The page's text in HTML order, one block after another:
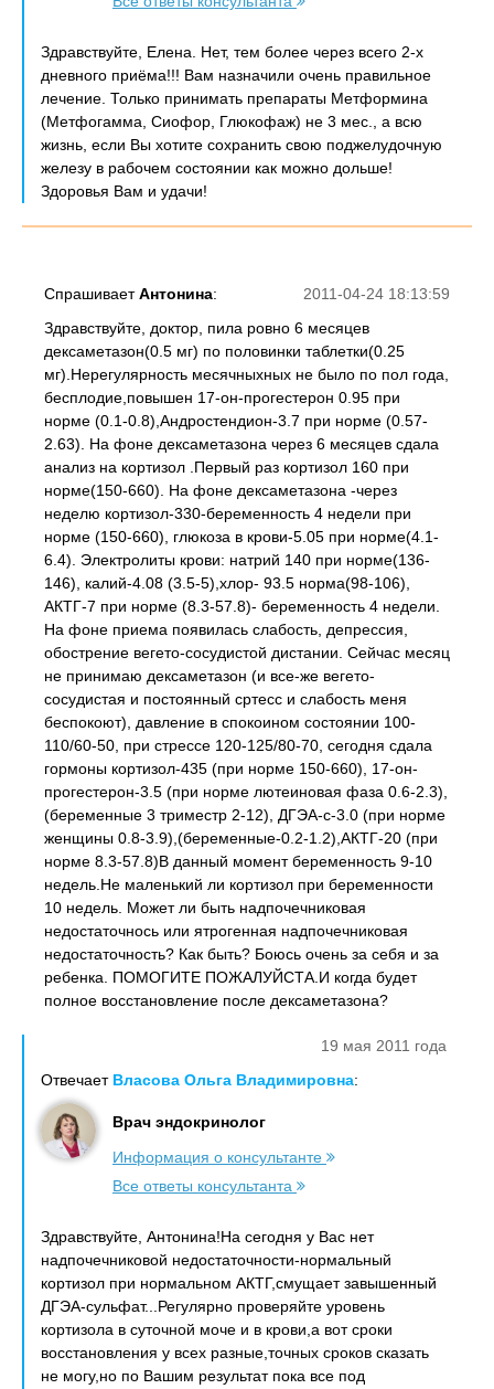
Здравствуйте, Елена. Нет, тем более через всего 2-х
дневного приёма!!! Вам назначили очень правильное
лечение. Только принимать препараты Метформина
(Метфогамма, Сиофор, Глюкофаж) не 3 мес., а всю
жизнь, если Вы хотите сохранить свою поджелудочную
железу в рабочем состоянии как можно дольше!
Здоровья Вам и удачи!
2011-04-24 18:13:59
СпрашиваетАнтонина:
Здравствуйте, доктор, пила ровно 6 месяцев
дексаметазон(0.5 мг) по половинки таблетки(0.25
мг).Нерегулярность месячныхных не было по пол года,
бесплодие,повышен 17-он-прогестерон 0.95 при
норме (0.1-0.8),Андростендион-3.7 при норме (0.57-
2.63). На фоне дексаметазона через 6 месяцев сдала
анализ на кортизол .Первый раз кортизол 160 при
норме(150-660). На фоне дексаметазона -через
неделю кортизол-330-беременность 4 недели при
норме (150-660), глюкоза в крови-5.05 при норме(4.1-
6.4). Электролиты крови: натрий 140 при норме(136-
146), калий-4.08 (3.5-5),хлор- 93.5 норма(98-106),
АКТГ-7 при норме (8.3-57.8)- беременность 4 недели.
На фоне приема появилась слабость, депрессия,
обострение вегето-сосудистой дистании. Сейчас месяц
не принимаю дексаметазон (и все-же вегето-
сосудистая и постоянный сртесс и слабость меня
беспокоют), давление в спокоином состоянии 100-
110/60-50, при стрессе 120-125/80-70, сегодня сдала
гормоны кортизол-435 (при норме 150-660), 17-он-
прогестерон-3.5 (при норме лютеиновая фаза 0.6-2.3),
(беременные 3 триместр 2-12), ДГЭА-с-3.0 (при норме
женщины 0.8-3.9),(беременные-0.2-1.2),АКТГ-20 (при
норме 8.3-57.8)В данный момент беременность 9-10
недель.Не маленький ли кортизол при беременности
10 недель. Может ли быть надпочечниковая
недостаточнось или ятрогенная надпочечниковая
недостаточность? Как быть? Боюсь очень за себя и за
ребенка. ПОМОГИТЕ ПОЖАЛУЙСТА.И когда будет
полное восстановление после дексаметазона?
19 мая 2011 года
Отвечает Власова Ольга Владимировна:
Врач эндокринолог
Информация о консультанте
Все ответы консультанта
Здравствуйте, Антонина!На сегодня у Вас нет
надпочечниковой недостаточности-нормальный
кортизол при нормальном АКТГ,смущает завышенный
ДГЭА-сульфат...Регулярно проверяйте уровень
кортизола в суточной моче и в крови,а вот сроки
восстановления у всех разные,точных сроков сказать
не могу,но по Вашим результат пока все под